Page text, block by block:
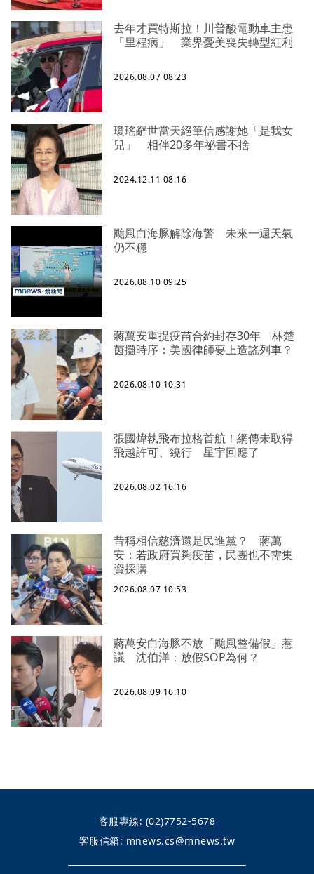
去年才買特斯拉！川普酸電動車主患
「里程病」 業界憂美喪失轉型紅利
2026.08.07 08:23
瓊瑤辭世當天絕筆信感謝她「是我女
兒」 相伴20多年祕書不捨
2024.12.11 08:16
颱風白海豚解除海警 未來一週天氣
仍不穩
2026.08.10 09:25
蔣萬安重提疫苗合約封存30年 林楚
茵攤時序：美國律師要上造謠列車？
2026.08.10 10:31
張國煒執飛布拉格首航！網傳未取得
飛越許可、繞行 星宇回應了
2026.08.02 16:16
昔稱相信慈濟還是民進黨？ 蔣萬
安：若政府買夠疫苗，民團也不需集
資採購
2026.08.07 10:53
蔣萬安白海豚不放「颱風整備假」惹
議 沈伯洋：放假SOP為何？
2026.08.09 16:10
客服專線: (02)7752-5678
客服信箱: mnews.cs@mnews.tw